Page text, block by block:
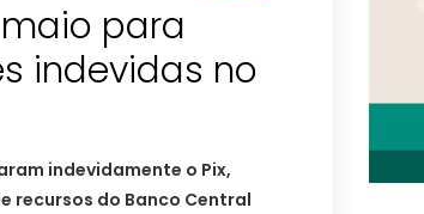
para
indevidas no
indevidamente o Pix,
recursos do Banco Central